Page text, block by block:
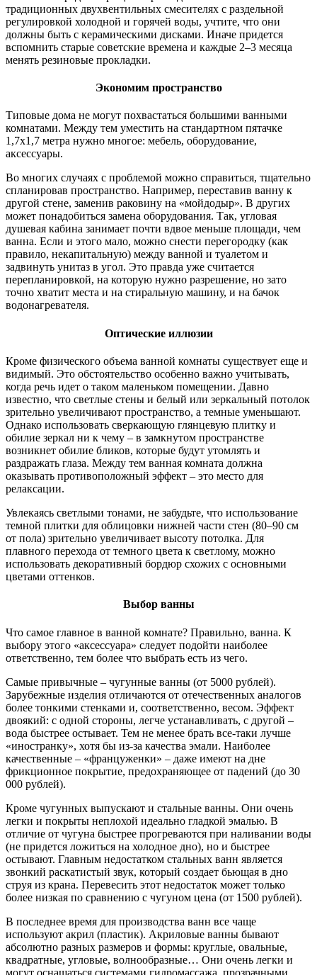
традиционных двухвентильных смесителях с раздельной
регулировкой холодной и горячей воды, учтите, что они
должны быть с керамическими дисками. Иначе придется
вспомнить старые советские времена и каждые 2–3 месяца
менять резиновые прокладки.
Экономим пространство
Типовые дома не могут похвастаться большими ванными
комнатами. Между тем уместить на стандартном пятачке
1,7х1,7 метра нужно многое: мебель, оборудование,
аксессуары.
Во многих случаях с проблемой можно справиться, тщательно
спланировав пространство. Например, переставив ванну к
другой стене, заменив раковину на «мойдодыр». В других
может понадобиться замена оборудования. Так, угловая
душевая кабина занимает почти вдвое меньше площади, чем
ванна. Если и этого мало, можно снести перегородку (как
правило, некапитальную) между ванной и туалетом и
задвинуть унитаз в угол. Это правда уже считается
перепланировкой, на которую нужно разрешение, но зато
точно хватит места и на стиральную машину, и на бачок
водонагревателя.
Оптические иллюзии
Кроме физического объема ванной комнаты существует еще и
видимый. Это обстоятельство особенно важно учитывать,
когда речь идет о таком маленьком помещении. Давно
известно, что светлые стены и белый или зеркальный потолок
зрительно увеличивают пространство, а темные уменьшают.
Однако использовать сверкающую глянцевую плитку и
обилие зеркал ни к чему – в замкнутом пространстве
возникнет обилие бликов, которые будут утомлять и
раздражать глаза. Между тем ванная комната должна
оказывать противоположный эффект – это место для
релаксации.
Увлекаясь светлыми тонами, не забудьте, что использование
темной плитки для облицовки нижней части стен (80–90 см
от пола) зрительно увеличивает высоту потолка. Для
плавного перехода от темного цвета к светлому, можно
использовать декоративный бордюр схожих с основными
цветами оттенков.
Выбор ванны
Что самое главное в ванной комнате? Правильно, ванна. К
выбору этого «аксессуара» следует подойти наиболее
ответственно, тем более что выбрать есть из чего.
Самые привычные – чугунные ванны (от 5000 рублей).
Зарубежные изделия отличаются от отечественных аналогов
более тонкими стенками и, соответственно, весом. Эффект
двоякий: с одной стороны, легче устанавливать, с другой –
вода быстрее остывает. Тем не менее брать все-таки лучше
«иностранку», хотя бы из-за качества эмали. Наиболее
качественные – «француженки» – даже имеют на дне
фрикционное покрытие, предохраняющее от падений (до 30
000 рублей).
Кроме чугунных выпускают и стальные ванны. Они очень
легки и покрыты неплохой идеально гладкой эмалью. В
отличие от чугуна быстрее прогреваются при наливании воды
(не придется ложиться на холодное дно), но и быстрее
остывают. Главным недостатком стальных ванн является
звонкий раскатистый звук, который создает бьющая в дно
струя из крана. Перевесить этот недостаток может только
более низкая по сравнению с чугуном цена (от 1500 рублей).
В последнее время для производства ванн все чаще
используют акрил (пластик). Акриловые ванны бывают
абсолютно разных размеров и формы: круглые, овальные,
квадратные, угловые, волнообразные… Они очень легки и
могут оснащаться системами гидромассажа, прозрачными